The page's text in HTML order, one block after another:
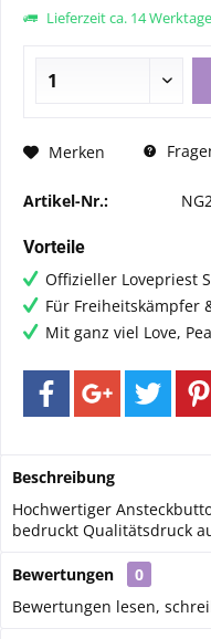
Lieferzeit ca. 14 Werktage
Merken
Artikel-Nr.:
Vorteile
Offizieller Lovepriest
Für Freiheitskämpfer
Mit ganz viel Love,
Beschreibung
Hochwertiger
bedruckt Qualitätsdruck
Bewertungen
0
Bewertungen lesen,